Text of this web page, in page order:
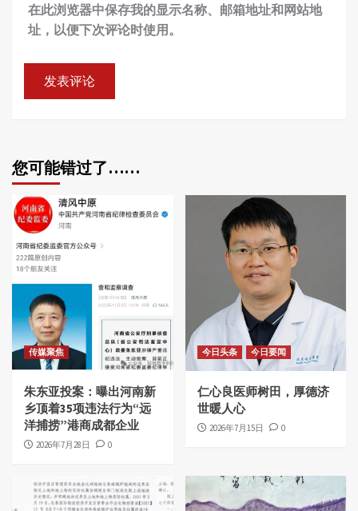
在此浏览器中保存我的显示名称、邮箱地址和网站地
址，以便下次评论时使用。
您可能错过了……
传媒聚焦
朱东亚投案：曝出河南新
乡顶着35项违法行为“远
洋捕捞”港商成都企业
2026年7月28日 0
今日头条 今日要闻
仁心良医师树田，厚德济
世暖人心
2026年7月15日 0